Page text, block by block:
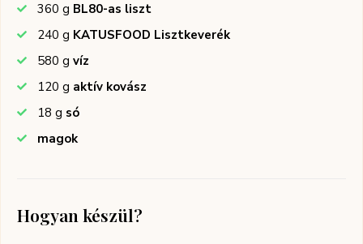
360 g BL80-as liszt
240 g KATUSFOOD Lisztkeverék
580 g víz
120 g aktív kovász
18 g só
magok
Hogyan készül?